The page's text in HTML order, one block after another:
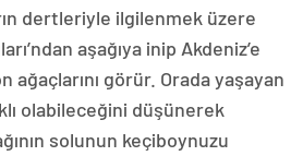
dertleriyle ilgilenmek üzere
aşağıya inip Akdeniz’e
ağaçlarını görür. Orada yaşayan
olabileceğini düşünerek
solunun keçiboynuzu